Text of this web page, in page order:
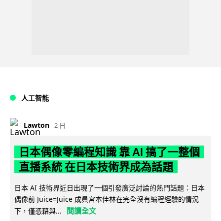
人工智能
Lawton 2 日
日本偶像零編程知識 靠 AI 搞了一整個
直播系統 在日本技術界成為話題
日本 AI 技術界近日出現了一個引發廣泛討論的熱門話題：日本
偶像前 Juice=Juice 成員宮本佳林在完全沒有編程經驗的情況
下，僅憑藉與...
閱讀全文